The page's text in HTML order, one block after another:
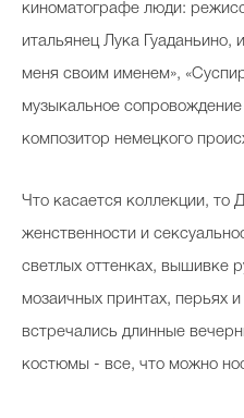
Фотоальбом
Интервью со звездой
Тесты
Викторины
киноматографе люди:
итальянец Лука Гуаданьино,
меня своим именем»,
музыкальное
композитор немецкого
Что касается коллекции, то
женственности и
светлых оттенках, вышивке
мозаичных принтах, перьях
встречались длинные
костюмы - все, что можно